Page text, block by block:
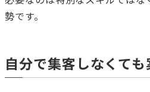
勢です。
自分で集客しなくて